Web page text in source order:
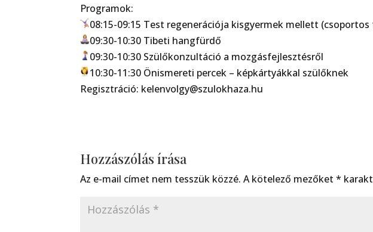
Programok:
08:15-09:15 Test regenerációja kisgyermek mellett
09:30-10:30 Tibeti hangfürdő
09:30-10:30 Szülőkonzultáció a mozgásfejlesztésről
10:30-11:30 Önismereti percek – képkártyákkal szülőknek
Regisztráció: kelenvolgy@szulokhaza.hu
Hozzászólás írása
Az e-mail címet nem tesszük közzé. A kötelező mezőket*